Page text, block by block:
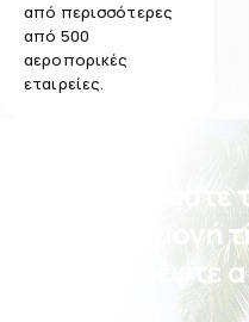
από περισσότερες
από 500
αεροπορικές
εταιρείες.
Κατεβάστε
εφαρμογή
ταξιδέψτε